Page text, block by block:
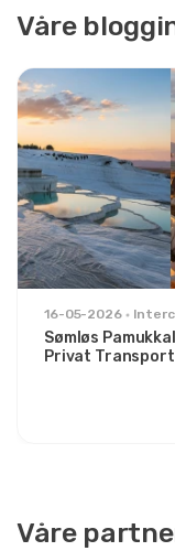
Våre
16-05-2026
Sømløs
Privat
Våre